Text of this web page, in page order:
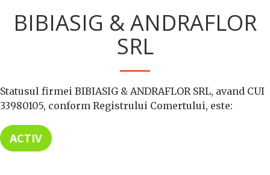
BIBIASIG & ANDRAFLOR
SRL
Statusul firmei BIBIASIG & ANDRAFLOR SRL, avand CUI
33980105, conform Registrului Comertului, este:
ACTIV